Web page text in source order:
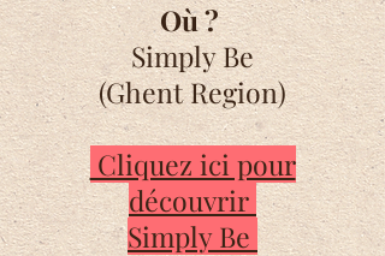
Où ?
Simply Be
(Ghent Region)
Cliquez ici pour
découvrir
Simply Be